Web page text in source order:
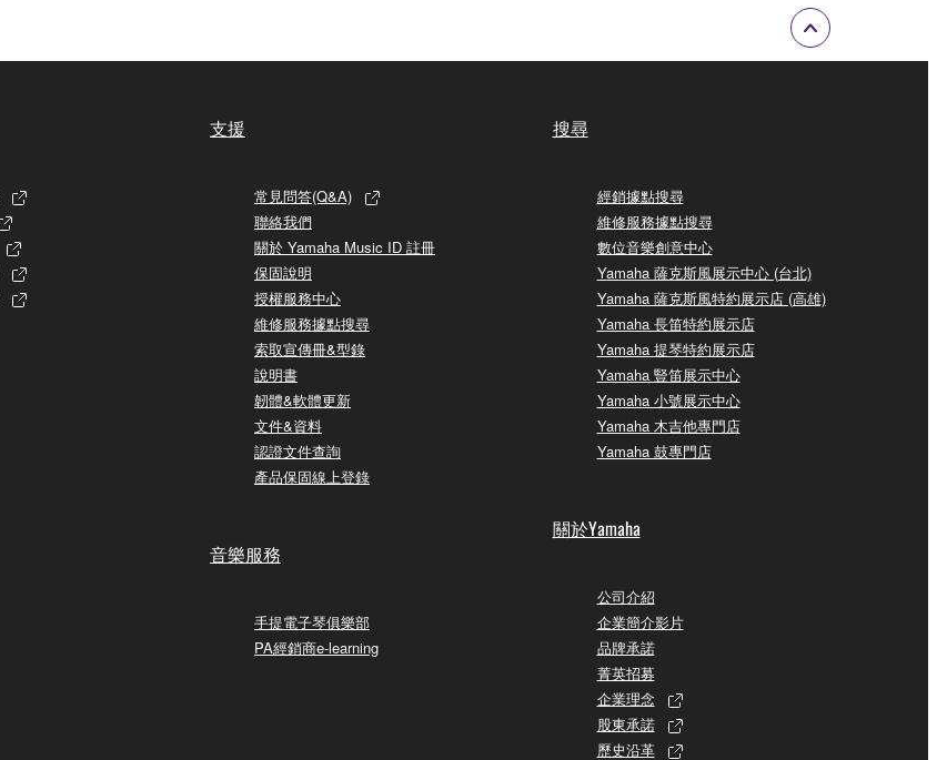
支援
常見問答(Q&A)
聯絡我們
關於 Yamaha Music ID 註冊
保固說明
授權服務中心
維修服務據點搜尋
索取宣傳冊&型錄
說明書
韌體&軟體更新
文件&資料
認證文件查詢
產品保固線上登錄
音樂服務
手提電子琴俱樂部
PA經銷商e-learning
搜尋
經銷據點搜尋
維修服務據點搜尋
數位音樂創意中心
Yamaha 薩克斯風展示中心 (台北)
Yamaha 薩克斯風特約展示店 (高雄)
Yamaha 長笛特約展示店
Yamaha 提琴特約展示店
Yamaha 豎笛展示中心
Yamaha 小號展示中心
Yamaha 木吉他專門店
Yamaha 鼓專門店
關於Yamaha
公司介紹
企業簡介影片
品牌承諾
菁英招募
企業理念
股東承諾
歷史沿革